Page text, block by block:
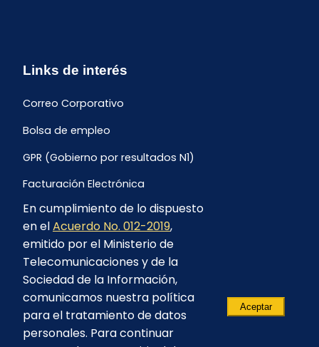
Links de interés
Correo Corporativo
Bolsa de empleo
GPR (Gobierno por resultados N1)
Facturación Electrónica
Archivo Histórico de Facturación
Portal Ambiental y Social
Proyecto Geotérmico Chachimbiro
Contratación consultoría mediante “Lista Corta”
Reglamento de Procesos Asociativos
En cumplimiento de lo dispuesto
en elAcuerdo No. 012-2019,
emitido por el Ministerio de
Telecomunicaciones y de la
Sociedad de la Información,
comunicamos nuestra política
para el tratamiento de datos
personales. Para continuar
Aceptar